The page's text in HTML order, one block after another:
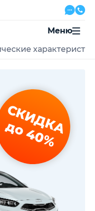
выходных
2, к5
Меню
СКИДКА
до 40%